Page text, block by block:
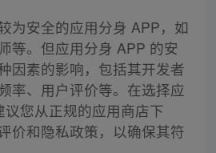
为安全的应用分身 APP，如
等。但应用分身 APP 的安
因素的影响，包括其开发者
率、用户评价等。在选择应
您从正规的应用商店下
价和隐私政策，以确保其符